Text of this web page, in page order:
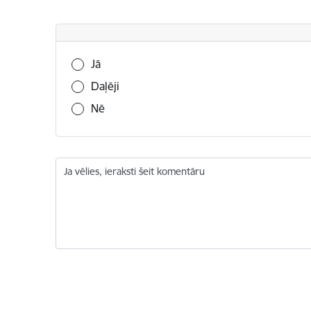
Vai šī informācija bija noderīga?
Jā
Daļēji
Nē
Ja vēlies, ieraksti šeit komentāru